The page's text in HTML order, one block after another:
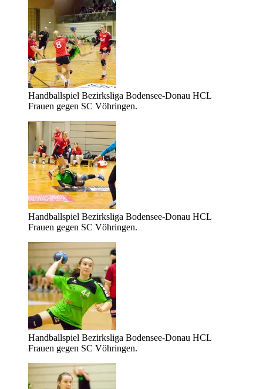
Handballspiel Bezirksliga Bodensee-Donau HCL
Frauen gegen SC Vöhringen.
Handballspiel Bezirksliga Bodensee-Donau HCL
Frauen gegen SC Vöhringen.
Handballspiel Bezirksliga Bodensee-Donau HCL
Frauen gegen SC Vöhringen.